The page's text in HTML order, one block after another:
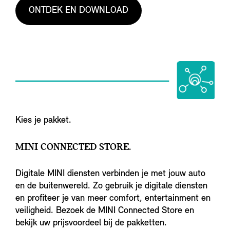
ONTDEK EN DOWNLOAD
Kies je pakket.
MINI CONNECTED STORE.
Digitale MINI diensten verbinden je met jouw auto
en de buitenwereld. Zo gebruik je digitale diensten
en profiteer je van meer comfort, entertainment en
veiligheid. Bezoek de MINI Connected Store en
bekijk uw prijsvoordeel bij de pakketten.